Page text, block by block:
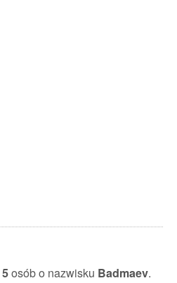
5osób o nazwisku Badmaev.